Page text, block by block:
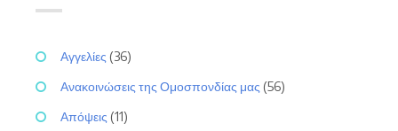
Αγγελίες (36)
Ανακοινώσεις της Ομοσπονδίας μας (56)
Απόψεις (11)